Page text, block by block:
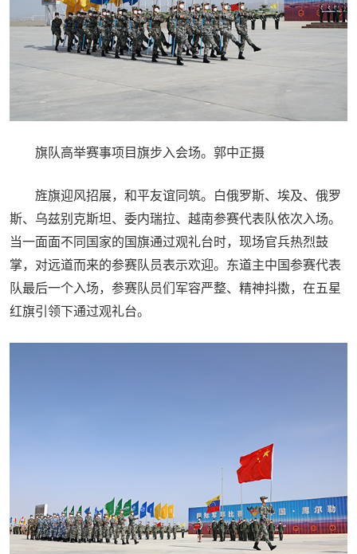
旗队高举赛事项目旗步入会场。郭中正摄
旌旗迎风招展，和平友谊同筑。白俄罗斯、埃及、俄罗
斯、乌兹别克斯坦、委内瑞拉、越南参赛代表队依次入场。
当一面面不同国家的国旗通过观礼台时，现场官兵热烈鼓
掌，对远道而来的参赛队员表示欢迎。东道主中国参赛代表
队最后一个入场，参赛队员们军容严整、精神抖擞，在五星
红旗引领下通过观礼台。